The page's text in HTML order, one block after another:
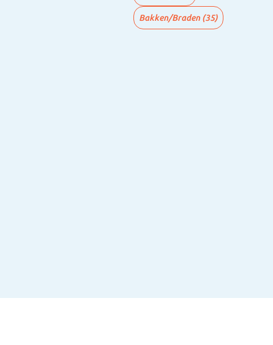
Bakken/Braden (35)